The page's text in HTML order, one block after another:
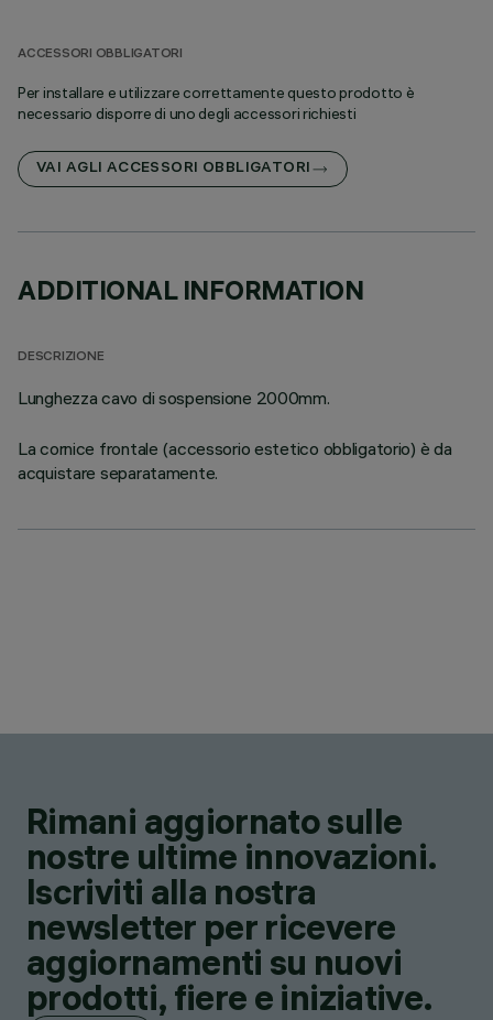
ACCESSORI OBBLIGATORI
Per installare e utilizzare correttamente questo prodotto è
necessario disporre di uno degli accessori richiesti
VAI AGLI ACCESSORI OBBLIGATORI
ADDITIONAL INFORMATION
DESCRIZIONE
Lunghezza cavo di sospensione 2000mm.
La cornice frontale (accessorio estetico obbligatorio) è da
acquistare separatamente.
Rimani aggiornato sulle
nostre ultime innovazioni.
Iscriviti alla nostra
newsletter per ricevere
aggiornamenti su nuovi
prodotti, fiere e iniziative.